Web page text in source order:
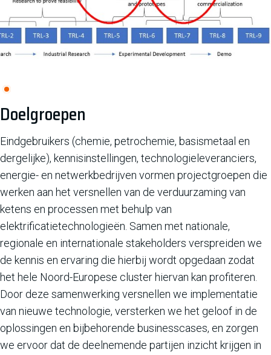
Doelgroepen
Eindgebruikers (chemie, petrochemie, basismetaal en
dergelijke), kennisinstellingen, technologieleveranciers,
energie- en netwerkbedrijven vormen projectgroepen die
werken aan het versnellen van de verduurzaming van
ketens en processen met behulp van
elektrificatietechnologieën. Samen met nationale,
regionale en internationale stakeholders verspreiden we
de kennis en ervaring die hierbij wordt opgedaan zodat
het hele Noord-Europese cluster hiervan kan profiteren.
Door deze samenwerking versnellen we implementatie
van nieuwe technologie, versterken we het geloof in de
oplossingen en bijbehorende businesscases, en zorgen
we ervoor dat de deelnemende partijen inzicht krijgen in